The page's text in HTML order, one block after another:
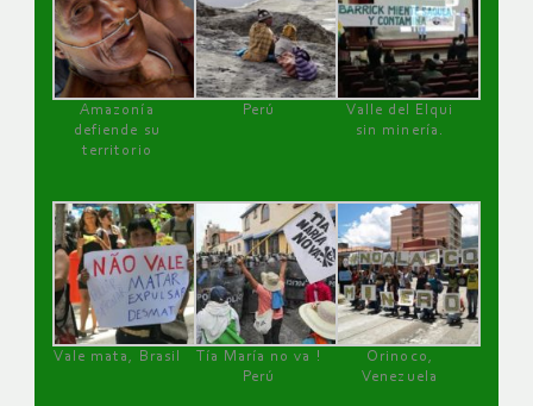
Amazonía
defiende su
territorio
Perú
Valle del Elqui
sin minería.
Vale mata, Brasil
Tía María no va !
Perú
Orinoco,
Venezuela